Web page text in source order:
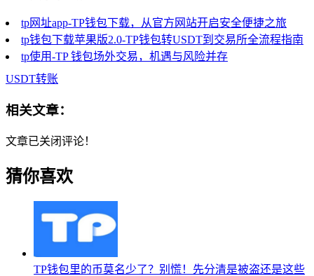
tp网址app-TP钱包下载，从官方网站开启安全便捷之旅
tp钱包下载苹果版2.0-TP钱包转USDT到交易所全流程指南
tp使用-TP 钱包场外交易，机遇与风险并存
USDT转账
相关文章：
文章已关闭评论！
猜你喜欢
TP钱包里的币莫名少了？别慌！先分清是被盗还是这些